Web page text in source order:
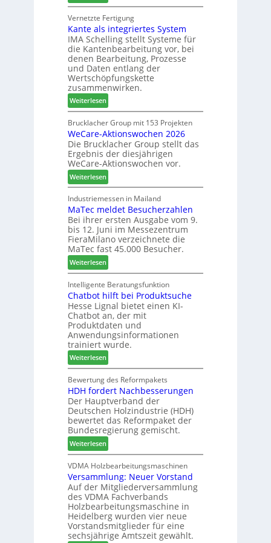
e
i
n
u
e
r
G
e
s
c
h
ä
f
s
f
ü
h
r
e
S
C
M
z
i
e
h
t
B
i
l
a
n
z
i
n
I
a
l
i
e
n
Vernetzte Fertigung
Kante als integriertes System
IMA Schelling stellt Systeme für
die Kantenbearbeitung vor, bei
denen Bearbeitung, Prozesse
und Daten entlang der
Wertschöpfungskette
zusammenwirken.
Weiterlesen:
K
a
n
t
e
a
l
s
i
n
t
e
g
r
i
e
r
t
e
s
S
y
s
t
m
Brucklacher Group mit 153 Projekten
WeCare-Aktionswochen 2026
Die Brucklacher Group stellt das
Ergebnis der diesjährigen
WeCare-Aktionswochen vor.
Weiterlesen:
W
e
C
a
r
e
-
A
k
t
i
o
n
s
w
o
c
h
e
n
2
0
2
6
Industriemessen in Mailand
MaTec meldet Besucherzahlen
Bei ihrer ersten Ausgabe vom 9.
bis 12. Juni im Messezentrum
FieraMilano verzeichnete die
MaTec fast 45.000 Besucher.
Weiterlesen:
M
a
T
e
c
m
e
l
d
e
t
B
e
s
u
c
h
e
r
z
a
h
l
e
n
Intelligente Beratungsfunktion
Chatbot hilft bei Produktsuche
Hesse Lignal bietet einen KI-
Chatbot an, der mit
Produktdaten und
Anwendungsinformationen
trainiert wurde.
Weiterlesen:
C
h
a
t
b
o
t
h
i
l
t
b
e
i
P
Bewertung des Reformpakets
HDH fordert Nachbesserungen
Der Hauptverband der
Deutschen Holzindustrie (HDH)
bewertet das Reformpaket der
Bundesregierung gemischt.
Weiterlesen:
H
D
H
f
o
r
d
e
r
VDMA Holzbearbeitungsmaschinen
Versammlung: Neuer Vorstand
Auf der Mitgliederversammlung
des VDMA Fachverbands
Holzbearbeitungsmaschine in
Heidelberg wurden vier neue
Vorstandsmitglieder für eine
sechsjährige Amtszeit gewählt.